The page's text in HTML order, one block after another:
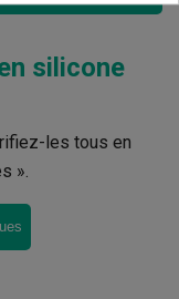
silicone
les tous en
».